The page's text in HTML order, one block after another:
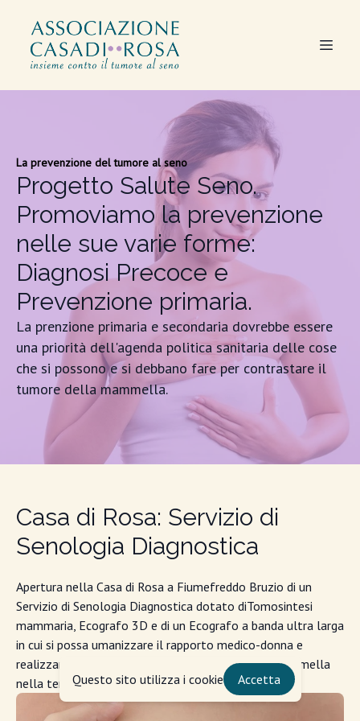
La prevenzione del tumore al seno
Progetto Salute Seno.
Promoviamo la prevenzione
nelle sue varie forme:
Diagnosi Precoce e
Prevenzione primaria.
La prenzione primaria e secondaria dovrebbe essere
una priorità dell'agenda politica sanitaria delle cose
che si possono e si debbano fare per contrastare il
tumore della mammella.
Casa di Rosa: Servizio di
Senologia Diagnostica
Apertura nella Casa di Rosa a Fiumefreddo Bruzio di un
Servizio di Senologia Diagnostica dotato diTomosintesi
mammaria, Ecografo 3D e di un Ecografo a banda ultra larga
in cui si possa umanizzare il rapporto medico-donna e
realizzare la diagnosi precoce del tumore della mammella
nella terra a più alta migrazione sanitaria.
Questo sito utilizza i cookie Accetta